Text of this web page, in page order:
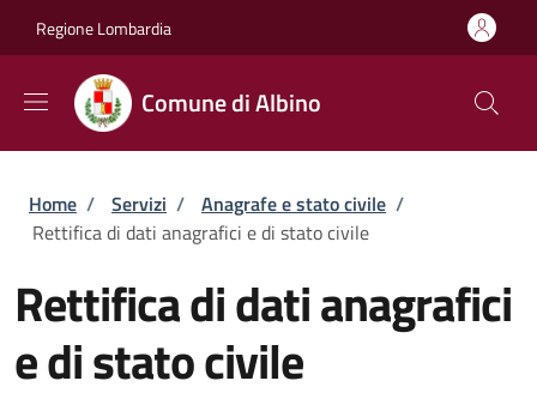
Regione Lombardia
Comune di Albino
Briciole di pane
Home / Servizi / Anagrafe e stato civile /
Rettifica di dati anagrafici e di stato civile
Rettifica di dati anagrafici
e di stato civile